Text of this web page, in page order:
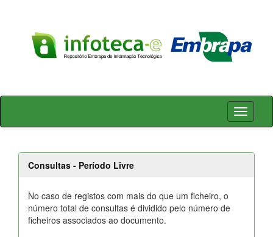
Skip
Consultas - Período Livre
No caso de registos com mais do que um ficheiro, o
número total de consultas é dividido pelo número de
ficheiros associados ao documento.